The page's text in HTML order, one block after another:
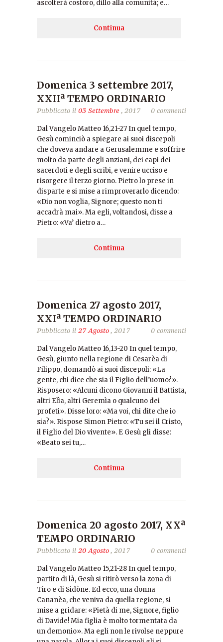
ascolterà costoro, dillo alla comunità; e…
Continua
Domenica 3 settembre 2017,
XXIIª TEMPO ORDINARIO
Pubblicato il 03 Settembre, 2017 0 commenti
Dal Vangelo Matteo 16,21-27 In quel tempo,
Gesù cominciò a spiegare ai suoi discepoli
che doveva andare a Gerusalemme e soffrire
molto da parte degli anziani, dei capi dei
sacerdoti e degli scribi, e venire ucciso e
risorgere il terzo giorno. Pietro lo prese in
disparte e si mise a rimproverarlo dicendo:
«Dio non voglia, Signore; questo non ti
accadrà mai». Ma egli, voltandosi, disse a
Pietro: «Va’ dietro a…
Continua
Domenica 27 agosto 2017,
XXIª TEMPO ORDINARIO
Pubblicato il 27 Agosto, 2017 0 commenti
Dal Vangelo Matteo 16,13-20 In quel tempo,
Gesù, giunto nella regione di Cesarèa di
Filippo, domandò ai suoi discepoli: «La
gente, chi dice che sia il Figlio dell’uomo?».
Risposero: «Alcuni dicono Giovanni il Battista,
altri Elìa, altri Geremìa o qualcuno dei
profeti». Disse loro: «Ma voi, chi dite che io
sia?». Rispose Simon Pietro: «Tu sei il Cristo,
il Figlio del Dio vivente». E Gesù gli disse:
«Beato sei tu,…
Continua
Domenica 20 agosto 2017, XXª
TEMPO ORDINARIO
Pubblicato il 20 Agosto, 2017 0 commenti
Dal Vangelo Matteo 15,21-28 In quel tempo,
partito di là, Gesù si ritirò verso la zona di
Tiro e di Sidòne. Ed ecco, una donna
Cananèa, che veniva da quella regione, si
mise a gridare: «Pietà di me, Signore, figlio
di Davide! Mia figlia è molto tormentata da
un demonio». Ma egli non le rivolse neppure